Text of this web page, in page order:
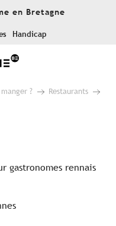
en Bretagne
Handicap
?
Restaurants
gastronomes rennais